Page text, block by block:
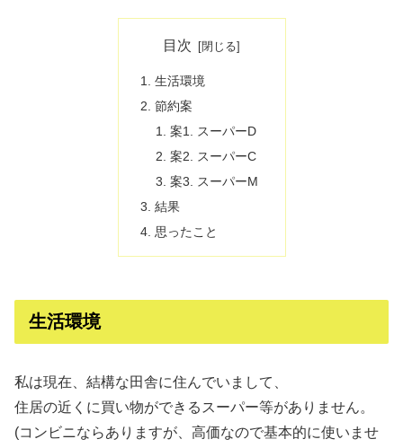
目次
生活環境
節約案
案1. スーパーD
案2. スーパーC
案3. スーパーM
結果
思ったこと
生活環境
私は現在、結構な田舎に住んでいまして、
住居の近くに買い物ができるスーパー等がありません。
(コンビニならありますが、高価なので基本的に使いませ